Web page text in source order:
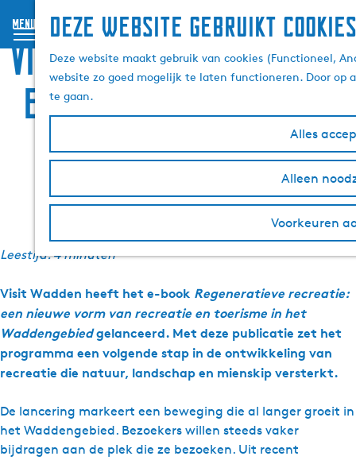
Deze website gebruikt cookies
Deze website maakt gebruik van cookies (Functioneel,
website zo goed mogelijk te laten functioneren. Door op
te gaan.
Alles
Alleen
Voorkeuren
menu
a
n
a
a
d
h
e
a
g
e
Visit Wadden lanceert
e-book regeneratief
toerisme
29 januari 2026 | | |
Leestijd: 4 minuten
Visit Wadden heeft het e-book Regeneratieve recreatie:
een nieuwe vorm van recreatie en toerisme in het
Waddengebiedgelanceerd. Met deze publicatie zet het
programma een volgende stap in de ontwikkeling van
recreatie die natuur, landschap en mienskip versterkt.
De lancering markeert een beweging die al langer groeit in
het Waddengebied. Bezoekers willen steeds vaker
bijdragen aan de plek die ze bezoeken. Uit recent